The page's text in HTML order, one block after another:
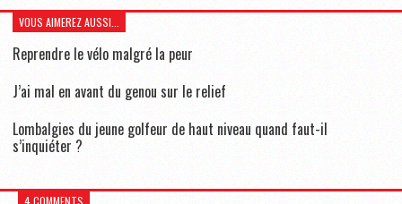
VOUS AIMEREZ AUSSI...
Reprendre le vélo malgré la peur
J’ai mal en avant du genou sur le relief
Lombalgies du jeune golfeur de haut niveau quand faut-il
s’inquiéter ?